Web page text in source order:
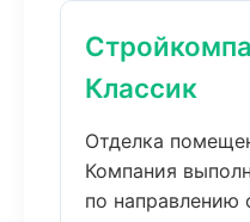
Классик
Отделка
Компания
по направлению